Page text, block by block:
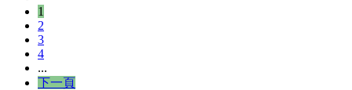
1
2
3
4
...
下一頁